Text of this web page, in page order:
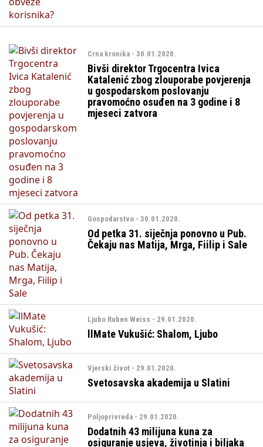
Crna kronika - 30.01.2020.
Bivši direktor Trgocentra Ivica
Katalenić zbog zlouporabe povjerenja
u gospodarskom poslovanju
pravomoćno osuđen na 3 godine i 8
mjeseci zatvora
Gospodarstvo - 30.01.2020.
Od petka 31. siječnja ponovno u Pub.
Čekaju nas Matija, Mrga, Fiilip i Sale
Ljubo Ruben Weiss - 29.01.2020.
llMate Vukušić: Shalom, Ljubo
Vjerski život - 29.01.2020.
Svetosavska akademija u Slatini
Poljoprivreda - 29.01.2020.
Dodatnih 43 milijuna kuna za
osiguranje usjeva, životinja i biljaka